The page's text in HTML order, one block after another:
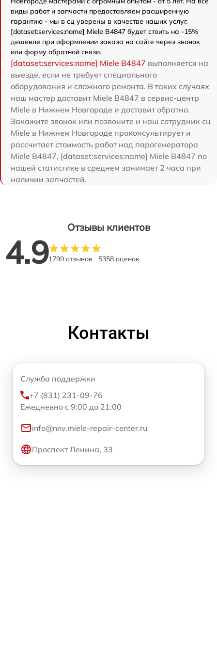
виды работ и запчасти предоставляем расширенную
гарантию - мы в сц уверены в качестве наших услуг.
[dataset:services:name] Miele B4847 будет стоить на -15%
дешевле при оформлении заказа на сайте через звонок
или форму обратной связи.
[dataset:services:name] Miele B4847 выполняется на
выезде, если не требует специального
оборудования и сложного ремонта. В таких случаях
наш мастер доставит Miele B4847 в сервис-центр
Miele в Нижнем Новгороде и доставит обратно.
Закажите звонок или позвоните и наш сотрудник сц
Miele в Нижнем Новгороде проконсультирует и
рассчитает стоимость работ над парогенератора
Miele B4847. [dataset:services:name] Miele B4847 по
нашей статистике в среднем занимает 2 часа при
наличии запчастей.
Отзывы клиентов
4.91799 отзывов 5358 оценок
Контакты
Служба поддержки
+7 (831) 231-09-76
Ежедневно с 9:00 до 21:00
info@nnv.miele-repair-center.ru
Проспект Ленина, 33